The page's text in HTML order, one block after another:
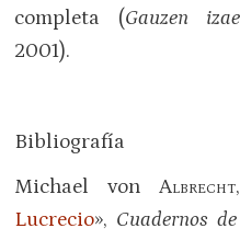
completa (Gauzen
2001).
Bibliografía
Michael vonAlbrecht
Lucrecio», Cuadernos